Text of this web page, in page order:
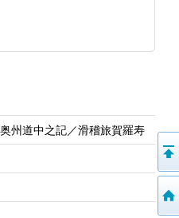
道中之記／滑稽旅賀羅寿